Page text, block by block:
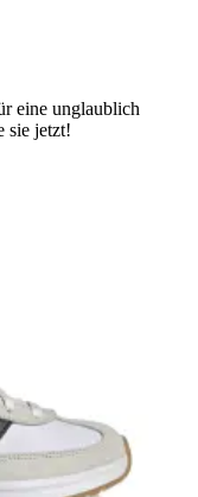
eine unglaublich
sie jetzt!